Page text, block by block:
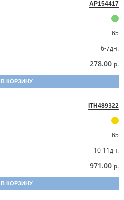
AP154417
65
6-7дн.
278.00 р.
В КОРЗИНУ
ITH489322
65
10-11дн.
971.00 р.
В КОРЗИНУ